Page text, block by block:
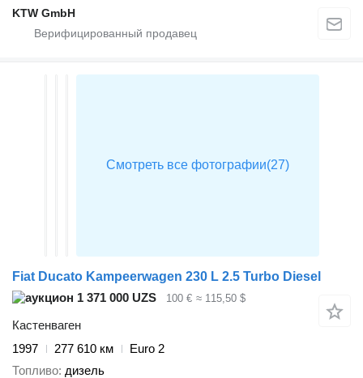
KTW GmbH
Fiat Ducato Kampeerwagen 230 L 2.5 Turbo Diesel
1 371 000 UZS
100 € ≈ 115,50 $
Кастенваген
1997
277 610 км
Euro 2
Топливо дизель